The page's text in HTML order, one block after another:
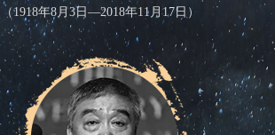
（1918年8月3日—2018年11月17日）